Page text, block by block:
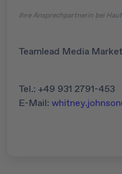
Ihre Ansprechpartnerin bei
Teamlead Media
Tel.: +49 931 2791-453
E-Mail: